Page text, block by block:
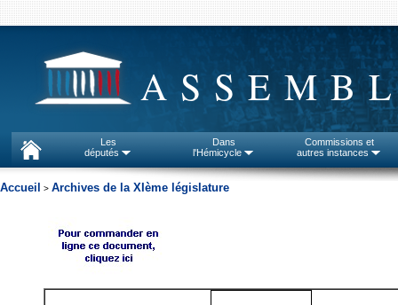
Les
députés
Dans
l'Hémicycle
Commissions et
autres instances
Accueil > Archives de la XIème législature